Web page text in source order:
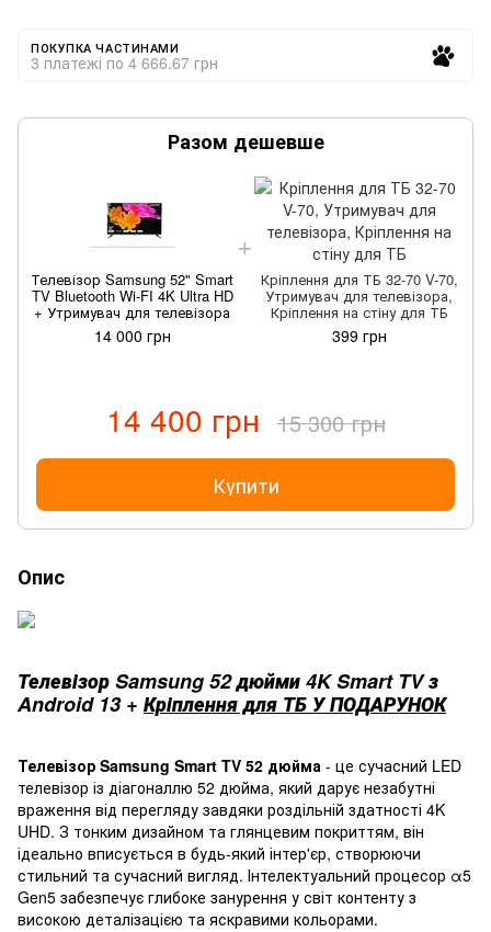
ПОКУПКА ЧАСТИНАМИ
3 платежі по 4 666.67 грн
Разом дешевше
Телевізор Samsung 52" Smart
TV Bluetooth Wi-FI 4K Ultra HD
+ Утримувач для телевізора
14 000 грн
Кріплення для ТБ 32-70 V-70,
Утримувач для телевізора,
Кріплення на стіну для ТБ
399 грн
14 400 грн 15 300 грн
Купити
Опис
Телевізор Samsung 52 дюйми 4K Smart TV з
Android 13 + Кріплення для ТБ У ПОДАРУНОК
Телевізор Samsung Smart TV 52 дюйма - це сучасний LED
телевізор із діагоналлю 52 дюйма, який дарує незабутні
враження від перегляду завдяки роздільній здатності 4K
UHD. З тонким дизайном та глянцевим покриттям, він
ідеально вписується в будь-який інтер'єр, створюючи
стильний та сучасний вигляд. Інтелектуальний процесор α5
Gen5 забезпечує глибоке занурення у світ контенту з
високою деталізацією та яскравими кольорами.